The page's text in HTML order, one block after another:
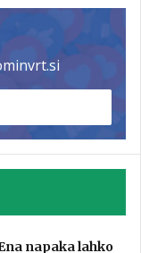
napaka lahko